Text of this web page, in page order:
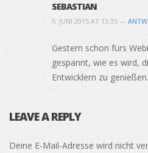
SEBASTIAN
5. JUNI 2015 AT 13:35 —
Gestern schon fürs
gespannt, wie es wird,
Entwicklern zu genießen.
LEAVE A REPLY
Deine E-Mail-Adresse wird nicht